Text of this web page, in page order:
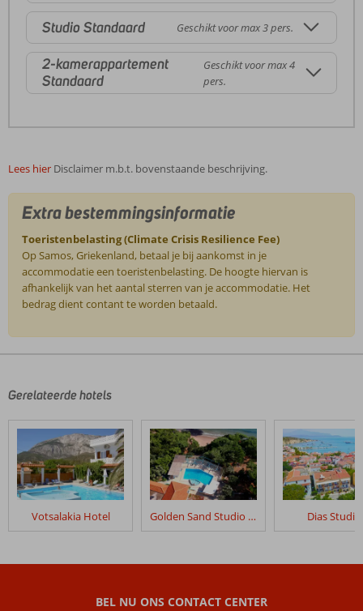
Studio Standaard Geschikt voor max 3 pers.
2-kamerappartement
Standaard
Geschikt voor max 4
pers.
Lees hier Disclaimer m.b.t. bovenstaande beschrijving.
Extra bestemmingsinformatie
Toeristenbelasting (Climate Crisis Resilience Fee)
Op Samos, Griekenland, betaal je bij aankomst in je
accommodatie een toeristenbelasting. De hoogte hiervan is
afhankelijk van het aantal sterren van je accommodatie. Het
bedrag dient contant te worden betaald.
door
klanten
geschreven
na
hun
verblijf
Gerelateerde hotels
Votsalakia Hotel Golden Sand Studio & Apartments Dias
BEL NU ONS CONTACT CENTER